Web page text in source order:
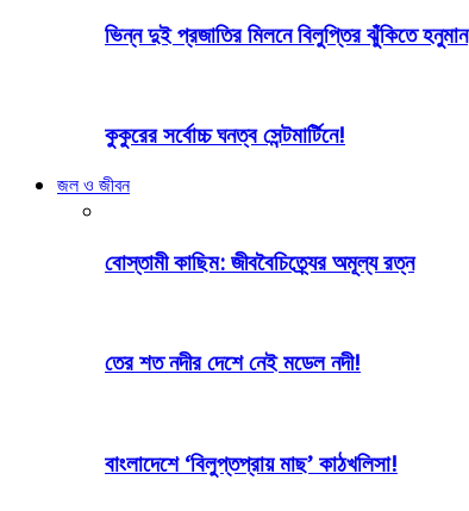
ভিন্ন দুই প্রজাতির মিলনে বিলুপ্তির ঝুঁকিতে হনুমান
কুকুরের সর্বোচ্চ ঘনত্ব সেন্টমার্টিনে!
জল ও জীবন
বোস্তামী কাছিম: জীববৈচিত্র্যের অমূল্য রত্ন
তের শত নদীর দেশে নেই মডেল নদী!
বাংলাদেশে ‘বিলুপ্তপ্রায় মাছ’ কাঠখলিসা!